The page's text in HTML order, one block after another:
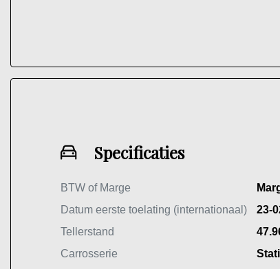
Specificaties
BTW of Marge
Datum eerste toelating (internationaal)
23-
Tellerstand
Carrosserie